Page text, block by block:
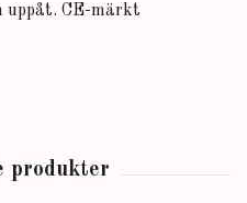
uppåt. CE-märkt